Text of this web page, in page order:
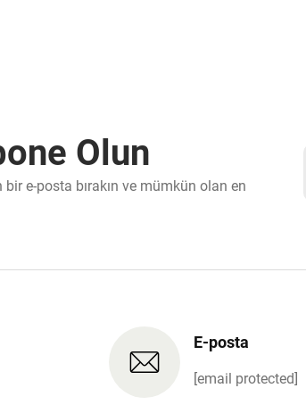
Olun
e-posta bırakın ve mümkün olan en
E-posta
[email protected]